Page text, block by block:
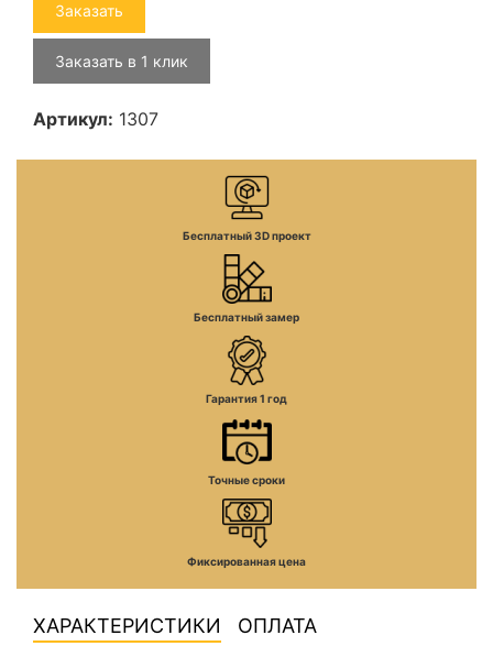
Заказать
Заказать в 1 клик
Артикул: 1307
Бесплатный 3D проект
Бесплатный замер
Гарантия 1 год
Точные сроки
Фиксированная цена
ХАРАКТЕРИСТИКИ ОПЛАТА